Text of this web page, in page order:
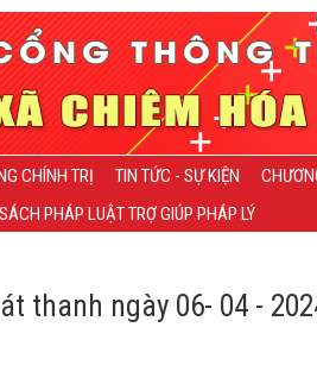
CHÍNH TRỊ TIN TỨC - SỰ KIỆN
PHÁP LUẬT TRỢ GIÚP PHÁP LÝ
thanh ngày 06- 04 -